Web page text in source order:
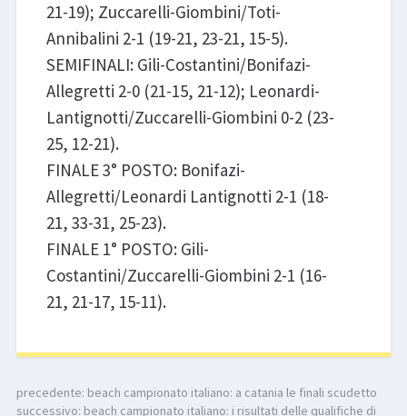
21-19); Zuccarelli-Giombini/Toti-
Annibalini 2-1 (19-21, 23-21, 15-5).
SEMIFINALI: Gili-Costantini/Bonifazi-
Allegretti 2-0 (21-15, 21-12); Leonardi-
Lantignotti/Zuccarelli-Giombini 0-2 (23-
25, 12-21).
FINALE 3° POSTO: Bonifazi-
Allegretti/Leonardi Lantignotti 2-1 (18-
21, 33-31, 25-23).
FINALE 1° POSTO: Gili-
Costantini/Zuccarelli-Giombini 2-1 (16-
21, 21-17, 15-11).
precedente: beach campionato italiano: a catania le finali scudetto
successivo: beach campionato italiano: i risultati delle qualifiche di